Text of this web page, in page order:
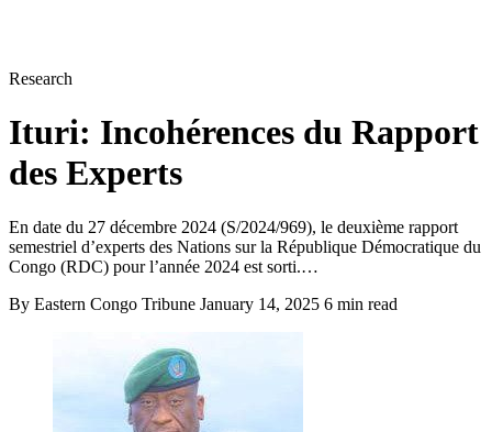
Research
Ituri: Incohérences du Rapport
des Experts
En date du 27 décembre 2024 (S/2024/969), le deuxième rapport
semestriel d’experts des Nations sur la République Démocratique du
Congo (RDC) pour l’année 2024 est sorti.…
By Eastern Congo Tribune January 14, 2025 6 min read